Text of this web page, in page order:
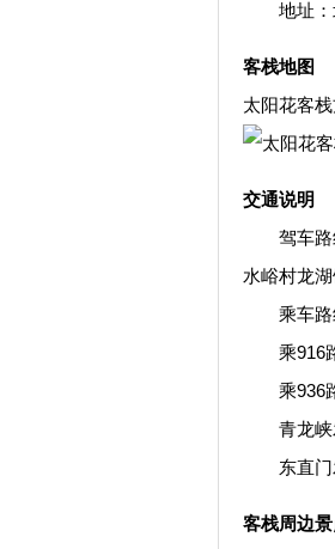
地址：北
客栈地图
太阳花客
交通说明
驾车路线
水峪村龙
乘车路
乘916路
乘936路
青龙峡发
东直门发
客栈周边